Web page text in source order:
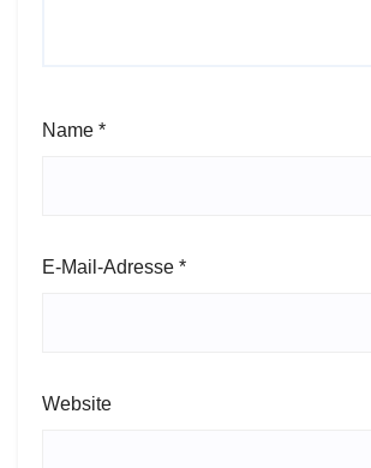
Name *
E-Mail-Adresse *
Website